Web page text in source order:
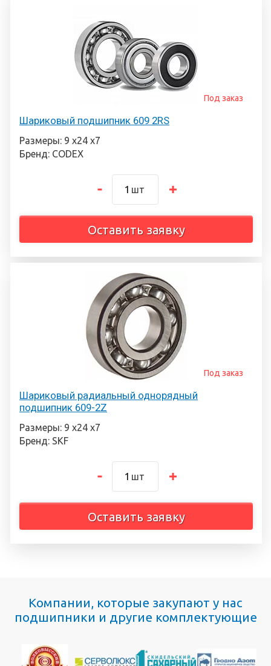
Шариковый подшипник 609 2RS
Под заказ
Размеры: 9 х24 х7
Бренд: CODEX
шт
Оставить заявку
Шариковый радиальный однорядный
подшипник 609-2Z
Под заказ
Размеры: 9 х24 х7
Бренд: SKF
шт
Оставить заявку
Компании, которые закупают у нас
подшипники и другие комплектующие